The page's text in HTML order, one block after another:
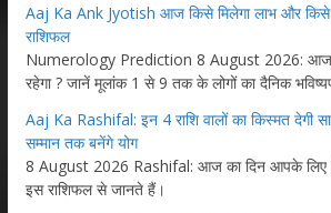
Aaj Ka Ank Jyotish आज किसे मिलेगा लाभ और किसे
राशिफल
Numerology Prediction 8 August 2026: आज
रहेगा ? जानें मूलांक 1 से 9 तक के लोगों का दैनिक
Aaj Ka Rashifal: इन 4 राशि वालों का किस्मत देगी
सम्मान तक बनेंगे योग
8 August 2026 Rashifal: आज का दिन आपके लिए
इस राशिफल से जानते हैं।